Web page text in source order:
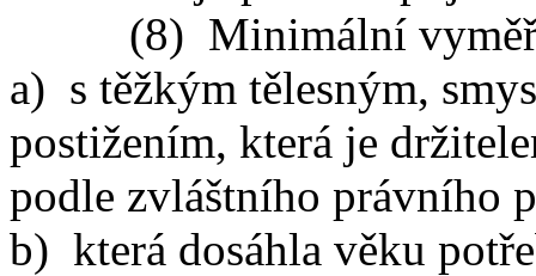
(8) Minimální
a) s těžkým tělesným,
postižením, která je
podle zvláštního právního
b) která dosáhla věku